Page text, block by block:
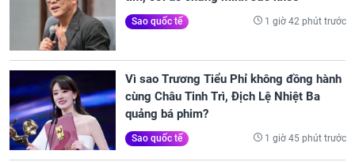
Sao quốc tế 1 giờ 42 phút trước
Vì sao Trương Tiểu Phỉ không đồng hành
cùng Châu Tinh Trì, Địch Lệ Nhiệt Ba
quảng bá phim?
Sao quốc tế 1 giờ 45 phút trước